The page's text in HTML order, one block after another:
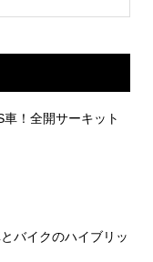
車！全開サーキット
バイクのハイブリッ